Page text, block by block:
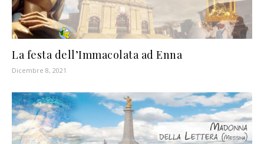
La festa dell’Immacolata ad Enna
Dicembre 8, 2021